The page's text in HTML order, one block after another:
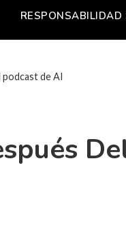
RESPONSABILIDAD
podcast de AI